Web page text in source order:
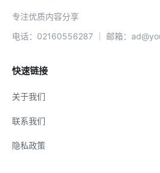
专注优质内容分享
电话：02160556287 ｜ 邮箱：
快速链接
关于我们
联系我们
隐私政策